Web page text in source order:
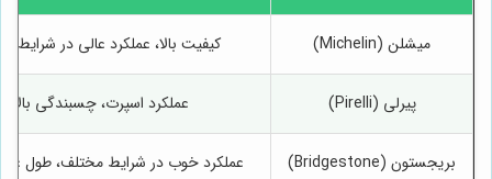
میشلن (Michelin) کیفیت بالا، عملکرد عالی در شرایط
پیرلی (Pirelli) عملکرد اسپرت، چسبندگی
بریجستون (Bridgestone) عملکرد خوب در شرایط مختلف، طول